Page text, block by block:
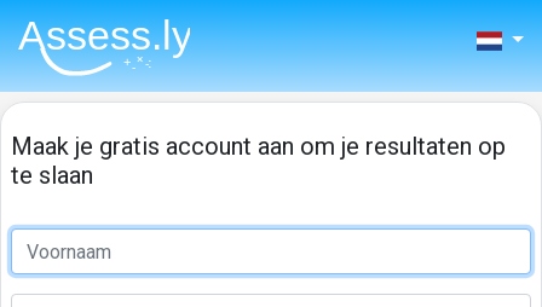
Maak je gratis account aan om je resultaten op
te slaan